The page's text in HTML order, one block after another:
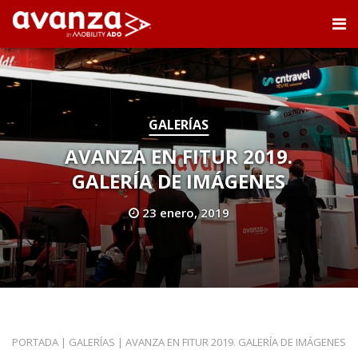
GALERÍAS
AVANZA EN FITUR 2019.
GALERÍA DE IMÁGENES
23 enero, 2019
PORTADA | GALERÍAS | AVANZA EN FITUR 2019. GALERÍA DE IMÁGENES